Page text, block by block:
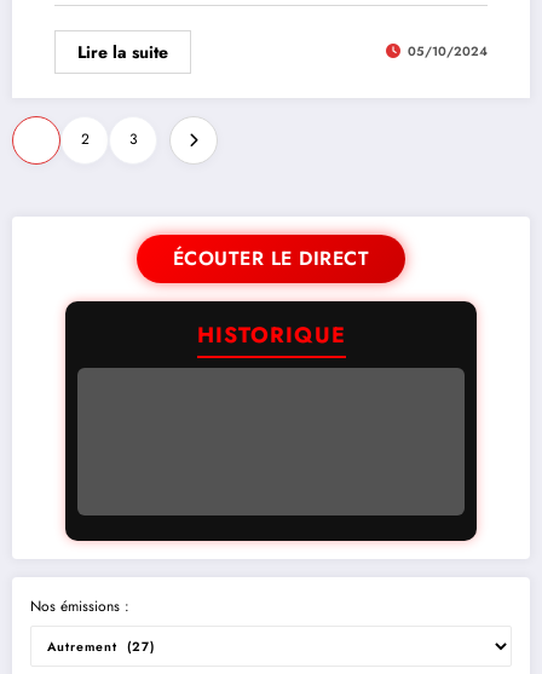
Lire la suite 05/10/2024
2 3
ÉCOUTER LE DIRECT
HISTORIQUE
Nos émissions :